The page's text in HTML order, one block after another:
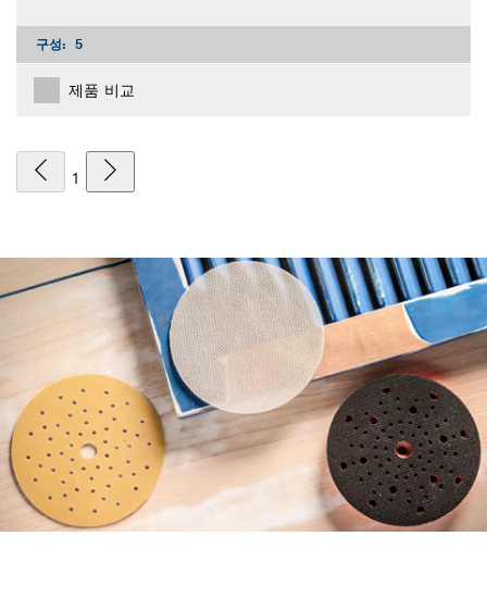
구성: 5
제품 비교
1